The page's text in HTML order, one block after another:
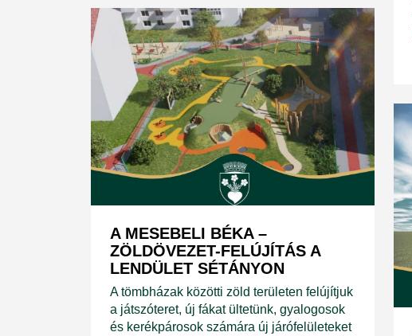
A MESEBELI BÉKA –
ZÖLDÖVEZET-FELÚJÍTÁS A
LENDÜLET SÉTÁNYON
A tömbházak közötti zöld területen felújítjuk
a játszóteret, új fákat ültetünk, gyalogosok
és kerékpárosok számára új járófelületeket